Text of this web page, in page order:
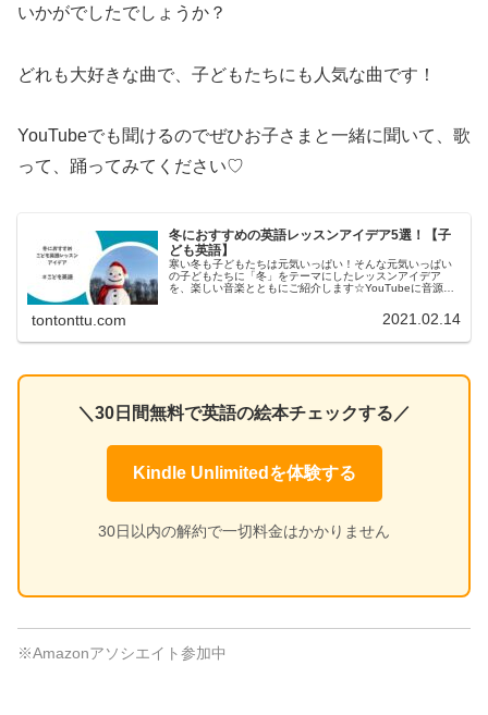
いかがでしたでしょうか？
どれも大好きな曲で、子どもたちにも人気な曲です！
YouTubeでも聞けるのでぜひお子さまと一緒に聞いて、歌
って、踊ってみてください♡
冬におすすめの英語レッスンアイデア5選！【子
ども英語】
寒い冬も子どもたちは元気いっぱい！そんな元気いっぱい
の子どもたちに「冬」をテーマにしたレッスンアイデア
を、楽しい音楽とともにご紹介します☆YouTubeに音源は
tontonttu.com 2021.02.14
＼30日間無料で英語の絵本チェックする／
Kindle Unlimitedを体験する
30日以内の解約で一切料金はかかりません
※Amazonアソシエイト参加中